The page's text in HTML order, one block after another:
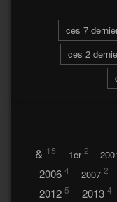
ces 7
ces 2
& 15 1er 2
2006 4 2007 2
2012 5 2013 4